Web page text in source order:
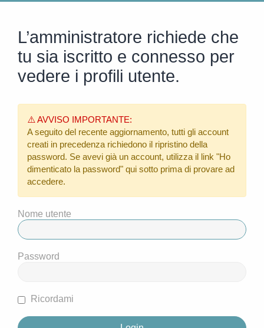
L’amministratore richiede che
tu sia iscritto e connesso per
vedere i profili utente.
⚠️ AVVISO IMPORTANTE:
A seguito del recente aggiornamento, tutti gli account
creati in precedenza richiedono il ripristino della
password. Se avevi già un account, utilizza il link "Ho
dimenticato la password" qui sotto prima di provare ad
accedere.
Nome utente
Password
Ricordami